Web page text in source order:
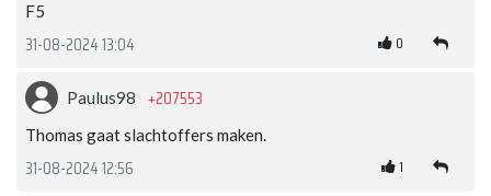
F5
31-08-2024 13:04 0
Paulus98 +207553
Thomas gaat slachtoffers maken.
31-08-2024 12:56 1